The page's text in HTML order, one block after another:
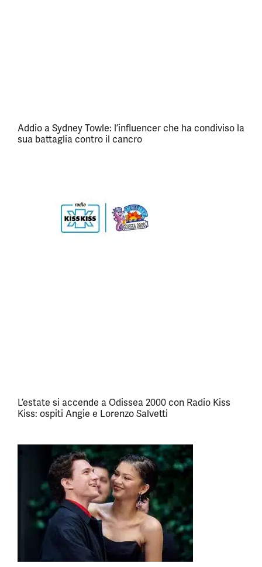
Addio a Sydney Towle: l’influencer che ha condiviso la
sua battaglia contro il cancro
L’estate si accende a Odissea 2000 con Radio Kiss
Kiss: ospiti Angie e Lorenzo Salvetti